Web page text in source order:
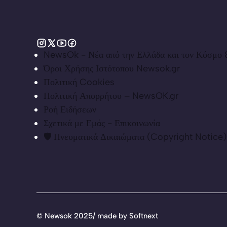
NewsOk - Νέα από την Ελλάδα και τον Κόσμο
Όροι Χρήσης Ιστότοπου Newsok.gr
Πολιτική Cookies
Πολιτική Απορρήτου – NewsOK.gr
Ροή Ειδήσεων
Σχετικά με Εμάς - Επικοινωνία
🛡️ Πνευματικά Δικαιώματα (Copyright Notice)
© Newsok 2025/ made by Softnext